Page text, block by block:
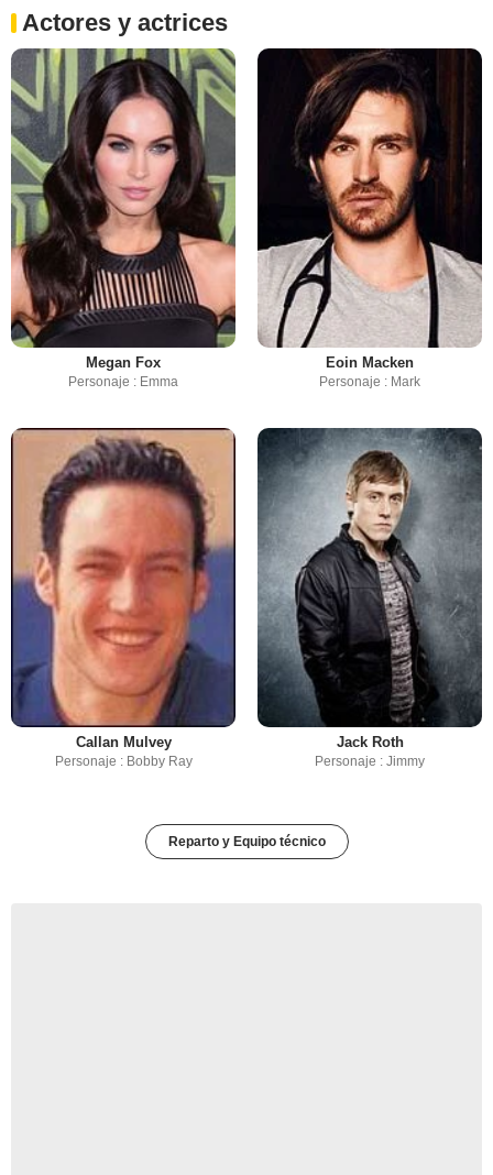
Actores y actrices
Megan Fox
Personaje : Emma
Eoin Macken
Personaje : Mark
Callan Mulvey
Personaje : Bobby Ray
Jack Roth
Personaje : Jimmy
Reparto y Equipo técnico